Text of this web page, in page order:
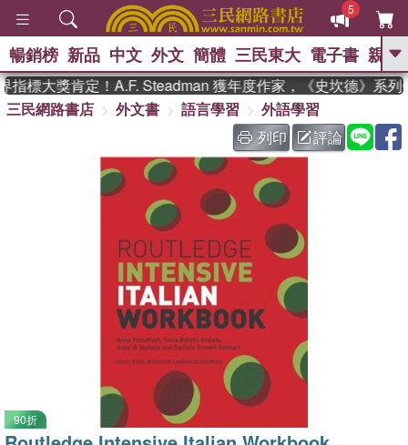
5
GO
熱搜： 東野圭吾 、 The Odyssey
、 如果歷史是一群喵 、 暑期
國際布克獎 臺灣漫遊錄 、 方
念華 、 台灣的李登輝時代
孩：黎曼猜想 、 偉大的迷走神經
暢銷榜 新品 中文 外文 簡體 三民東大 電子書 親子
標大獎肯定！A.F. Steadman 獲年度作家，《史坎德》系列
三民網路書店
外文書 語言學習
外語學習
列印
評論
90折